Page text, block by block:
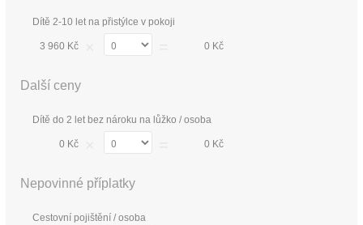
Dítě 2-10 let na přistýlce v pokoji
3 960 Kč 0 Kč
Další ceny
Dítě do 2 let bez nároku na lůžko / osoba
0 Kč 0 Kč
Nepovinné příplatky
Cestovní pojištění / osoba